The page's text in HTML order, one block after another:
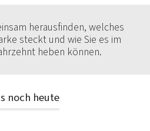
herausfinden, welches
steckt und wie Sie es im
heben können.
noch heute